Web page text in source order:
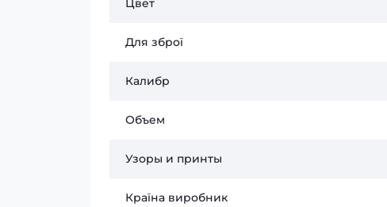
Цвет
Для зброї
Калибр
Объем
Узоры и принты
Країна виробник